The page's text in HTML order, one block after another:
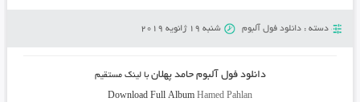
دسته : دانلود فول آلبوم شنبه 19 ژانویه 2019
دانلود فول آلبوم حامد پهلان با لینک مستقیم
Download Full AlbumHamed Pahlan